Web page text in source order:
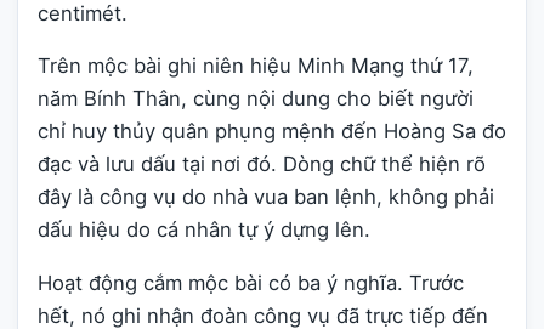
centimét.
Trên mộc bài ghi niên hiệu Minh Mạng thứ 17,
năm Bính Thân, cùng nội dung cho biết người
chỉ huy thủy quân phụng mệnh đến Hoàng Sa đo
đạc và lưu dấu tại nơi đó. Dòng chữ thể hiện rõ
đây là công vụ do nhà vua ban lệnh, không phải
dấu hiệu do cá nhân tự ý dựng lên.
Hoạt động cắm mộc bài có ba ý nghĩa. Trước
hết, nó ghi nhận đoàn công vụ đã trực tiếp đến